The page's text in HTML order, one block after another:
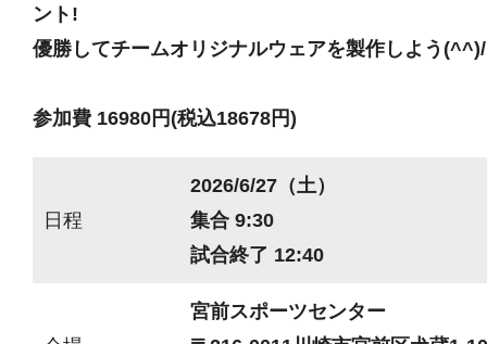
ント!
優勝してチームオリジナルウェアを製作しよう(^^)/
参加費 16980円(税込18678円)
日程
2026/6/27（土）
集合 9:30
試合終了 12:40
宮前スポーツセンター